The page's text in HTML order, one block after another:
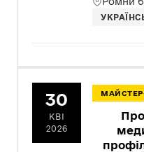
30
КВІ
2026